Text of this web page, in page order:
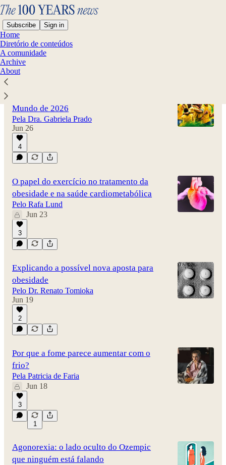
Subscribe Sign in
Home
Diretório de conteúdos
A comunidade
Archive
About
Latest
Mundo de 2026
Pela Dra. Gabriela Prado
Jun 26
4
O papel do exercício no tratamento da
obesidade e na saúde cardiometabólica
Pelo Rafa Lund
Jun 23
3
Explicando a possível nova aposta para
obesidade
Pelo Dr. Renato Tomioka
Jun 19
2
Por que a fome parece aumentar com o
frio?
Pela Patricia de Faria
Jun 18
3
1
Agonorexia: o lado oculto do Ozempic
que ninguém está falando